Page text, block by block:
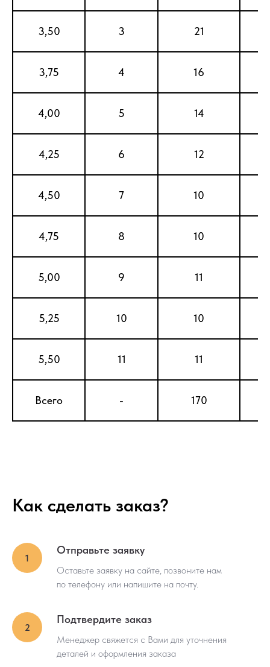
3,50 3 21
3,75 4 16
4,00 5 14
4,25 6 12
4,50 7 10
4,75 8 10
5,00 9 11
5,25 10 10
5,50 11 11
Всего - 170
Как сделать заказ?
Отправьте заявку
Оставьте заявку на сайте, позвоните нам
по телефону или напишите на почту.
Подтвердите заказ
Менеджер свяжется с Вами для уточнения
деталей и оформления заказа
Наши преимущества
Гарантия качества
– Декларацию о соответствии таможенного
союза ТР ТС 003/2011
– Оригинал паспорта качества и образцы с
глубиной пропитки
– Клеймо с торца, подтверждающее
– ГОСТ 58615-2019, ГОСТ 8816-2014 по
геометрическим параметрам и качеству
(пропитки);
– ГОСТ 2770-74 по защитным средствам
(антисептик).